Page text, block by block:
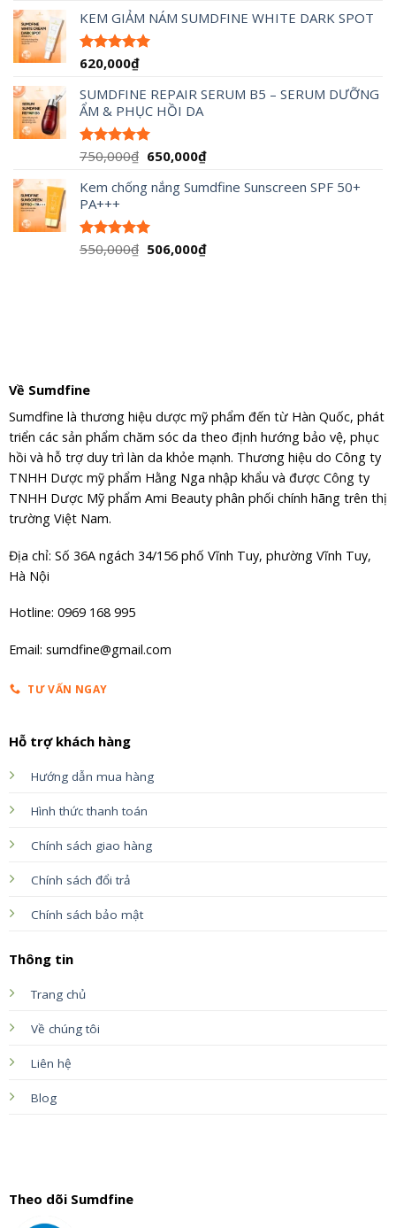
là:
tại
KEM GIẢM NÁM SUMDFINE WHITE DARK SPOT
Được xếp
5 sao
620,000₫
SUMDFINE REPAIR SERUM B5 – SERUM DƯỠNG
ẨM & PHỤC HỒI DA
Được xếp
5 sao
750,000₫ Giá
là:
650,000₫Giá
tại
Kem chống nắng Sumdfine Sunscreen SPF 50+
PA+++
Được xếp
550,000₫ Giá
506,000₫Giá
Về Sumdfine
Sumdfine là thương hiệu dược mỹ phẩm đến từ Hàn Quốc, phát
triển các sản phẩm chăm sóc da theo định hướng bảo vệ, phục
hồi và hỗ trợ duy trì làn da khỏe mạnh. Thương hiệu do Công ty
TNHH Dược mỹ phẩm Hằng Nga nhập khẩu và được Công ty
TNHH Dược Mỹ phẩm Ami Beauty phân phối chính hãng trên thị
trường Việt Nam.
Địa chỉ: Số 36A ngách 34/156 phố Vĩnh Tuy, phường Vĩnh Tuy,
Hà Nội
Hotline: 0969 168 995
Email: sumdfine@gmail.com
TƯ VẤN NGAY
Hỗ trợ khách hàng
Hướng dẫn mua hàng
Hình thức thanh toán
Chính sách giao hàng
Chính sách đổi trả
Chính sách bảo mật
Thông tin
Trang chủ
Về chúng tôi
Liên hệ
Blog
Theo dõi Sumdfine